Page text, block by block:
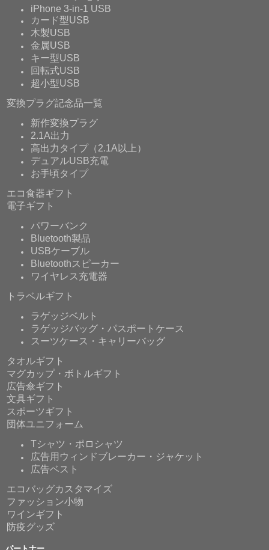
iPhone 3-in-1 USB
カード型USB
木製USB
金属USB
キー型USB
回転式USB
超小型USB
変換プラグ記念品一覧
新作変換プラグ
2.1A出力
高出力タイプ（2.1A以上）
デュアルUSB充電
お手頃タイプ
エコ食器ギフト
電子ギフト
パワーバンク
Bluetooth製品
USBケーブル
Bluetoothスピーカー
ワイヤレス充電器
トラベルギフト
ラゲッジベルト
ラゲッジバッグ・パスポートケース
スーツケース・キャリーバッグ
タオルギフト
マグカップ・ボトルギフト
広告傘ギフト
文具ギフト
スポーツギフト
団体ユニフォーム
Tシャツ・ポロシャツ
広告用ウィンドブレーカー・ジャケット
広告ベスト
エコバッグカスタマイズ
ファッション小物
ワインギフト
防疫グッズ